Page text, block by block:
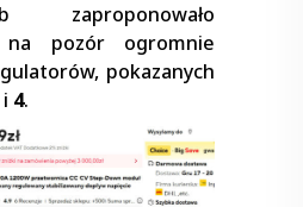
na pozór ogromnie
pokazanych
i 4.